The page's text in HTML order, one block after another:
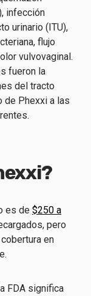
infección
urinario (ITU),
flujo
vulvovaginal.
fueron la
del tracto
de Phexxi a las
es de $250 a
pero
en
FDA significa